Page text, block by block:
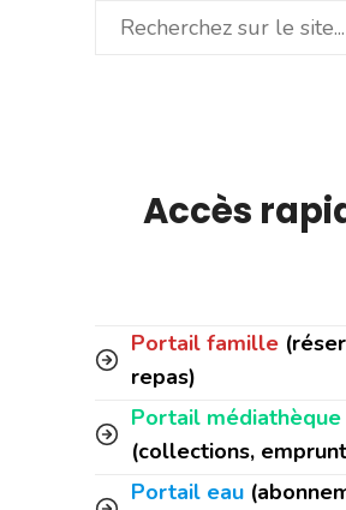
Rechercher
Accès
Portail famille
repas)
Portail médiathèque
(collections,
Portail eau